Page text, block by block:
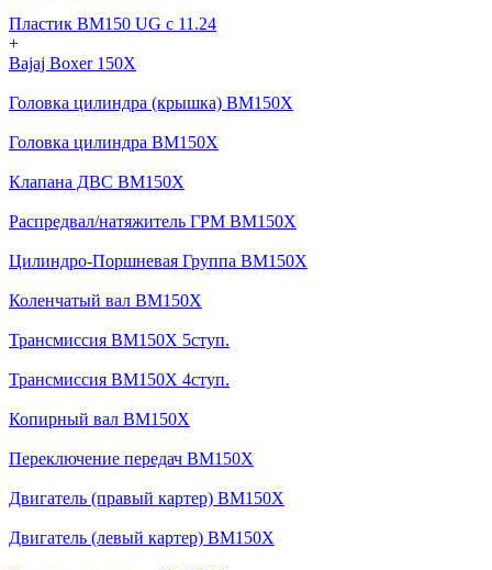
Пластик BM150 UG c 11.24
+
Bajaj Boxer 150X
Головка цилиндра (крышка) BM150X
Головка цилиндра BM150X
Клапана ДВС BM150X
Распредвал/натяжитель ГРМ BM150X
Цилиндро-Поршневая Группа BM150X
Коленчатый вал BM150X
Трансмиссия BM150X 5ступ.
Трансмиссия BM150X 4ступ.
Копирный вал BM150X
Переключение передач BM150X
Двигатель (правый картер) BM150X
Двигатель (левый картер) BM150X